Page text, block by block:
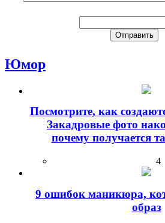
Юмор
Посмотрите, как
Закадровые фото
почему получается
4
9 ошибок маникюра,
образ